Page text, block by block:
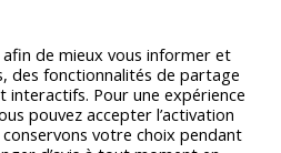
de mieux vous informer et
des fonctionnalités de partage
interactifs. Pour une expérience
pouvez accepter l’activation
votre choix pendant